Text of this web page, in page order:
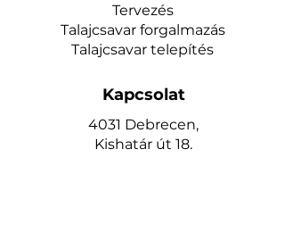
Tervezés
Talajcsavar forgalmazás
Talajcsavar telepítés
Kapcsolat
4031 Debrecen,
Kishatár út 18.